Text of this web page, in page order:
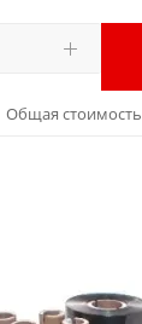
Общая стоимость